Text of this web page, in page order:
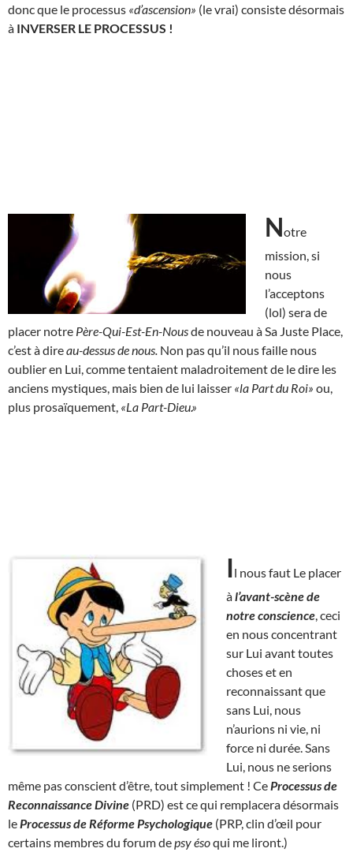
donc que le processus «d’ascension» (le vrai) consiste désormais
à INVERSER LE PROCESSUS !
Notre
mission, si
nous
l’acceptons
(lol) sera de
placer notre Père-Qui-Est-En-Nousde nouveau à Sa Juste Place,
c’est à direau-dessus de nous. Non pas qu’il nous faille nous
oublier en Lui, comme tentaient maladroitement de le dire les
anciens mystiques, mais bien de lui laisser «la Part du Roi» ou,
plus prosaïquement, «La Part-Dieu.»
Il nous faut Le placer
àl’avant-scène de
notre conscience , ceci
en nous concentrant
sur Lui avant toutes
choses et en
reconnaissant que
sans Lui, nous
n’aurions ni vie, ni
force ni durée. Sans
Lui, nous ne serions
même pas conscient d’être, tout simplement ! Ce Processus de
Reconnaissance Divine (PRD) est ce qui remplacera désormais
le Processus de Réforme Psychologique (PRP, clin d’œil pour
certains membres du forum depsy ésoqui me liront.)